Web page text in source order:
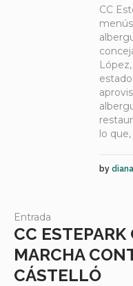
CC
lo que,
by diana
Entrada
CC
MARCHA
CÁSTELLÓ